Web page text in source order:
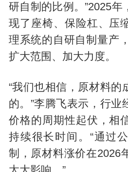
研自制的比例。”2025年
现了座椅、保险杠、压
理系统的自研自制量产
扩大范围、加大力度。
“我们也相信，原材料的
的。”李腾飞表示，行业
价格的周期性起伏，相
持续很长时间。“通过
制，原材料涨价在2026